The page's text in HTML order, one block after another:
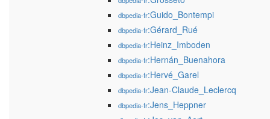
dbpedia-fr:Guido_Bontempi
dbpedia-fr:Gérard_Rué
dbpedia-fr:Heinz_Imboden
dbpedia-fr:Hernán_Buenahora
dbpedia-fr:Hervé_Garel
dbpedia-fr:Jean-Claude_Leclercq
dbpedia-fr:Jens_Heppner